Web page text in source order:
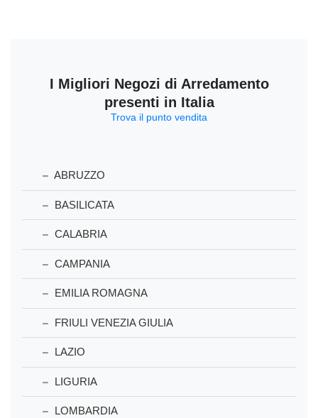
I Migliori Negozi di Arredamento
presenti in Italia
Trova il punto vendita
ABRUZZO
BASILICATA
CALABRIA
CAMPANIA
EMILIA ROMAGNA
FRIULI VENEZIA GIULIA
LAZIO
LIGURIA
LOMBARDIA